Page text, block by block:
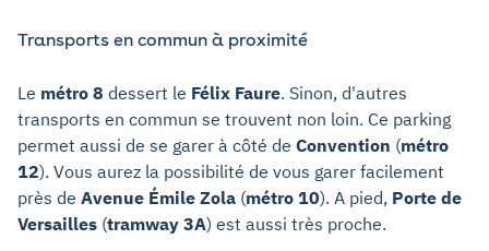
Transports en commun à proximité
Le métro 8 dessert le Félix Faure. Sinon, d'autres
transports en commun se trouvent non loin. Ce parking
permet aussi de se garer à côté de Convention (métro
12). Vous aurez la possibilité de vous garer facilement
près de Avenue Émile Zola (métro 10). A pied, Porte de
Versailles (tramway 3A) est aussi très proche.